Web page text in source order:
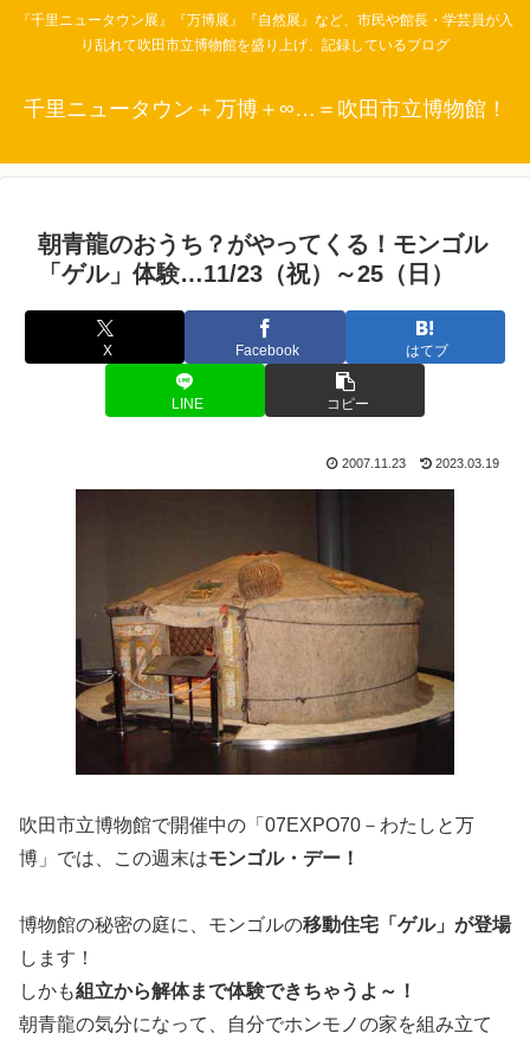
『千里ニュータウン展』『万博展』『自然展』など、市民や館長・学芸員が入
り乱れて吹田市立博物館を盛り上げ、記録しているブログ
千里ニュータウン＋万博＋∞…＝吹田市立博物館！
朝青龍のおうち？がやってくる！モンゴル
「ゲル」体験…11/23（祝）～25（日）
X Facebook はてブ
LINE コピー
2007.11.23 2023.03.19
吹田市立博物館で開催中の「07EXPO70－わたしと万
博」では、この週末はモンゴル・デー！
博物館の秘密の庭に、モンゴルの移動住宅「ゲル」が登場
します！
しかも組立から解体まで体験できちゃうよ～！
朝青龍の気分になって、自分でホンモノの家を組み立て